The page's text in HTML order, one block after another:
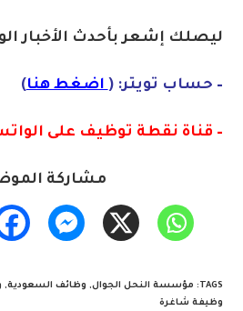
ليصلك إشعربأحدث الأخبار
– حساب تويتر: ( اضغط هنا)
– قناة نقطة توظيف على
مشاركة
TAGS
: مؤسسة النحل الجوال, وظائف السعودية,
وظيفة شاغرة